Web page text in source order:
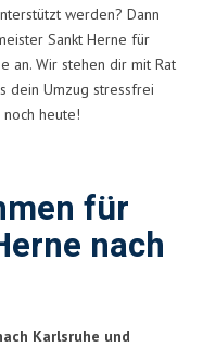
werden? Dann
Sankt Herne für
an. Wir stehen dir mit Rat
dein Umzug stressfrei
noch heute!
für
nach
Karlsruhe und